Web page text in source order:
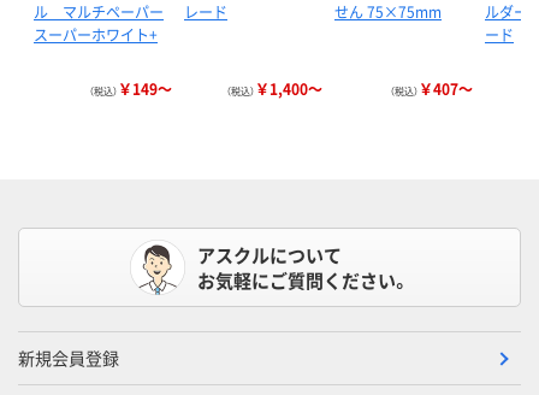
ル マルチペーパー
スーパーホワイト+
（税込） ￥149～
レード
（税込） ￥1,400～
せん 75×75mm
（税込） ￥407～
ルダー
ード
アスクルについて
お気軽にご質問ください。
新規会員登録